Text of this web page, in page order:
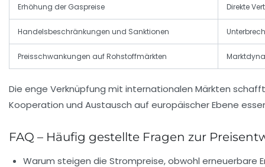
Erhöhung der Gaspreise Direkte
Handelsbeschränkungen und Sanktionen
Preisschwankungen auf Rohstoffmärkten
Die enge Verknüpfung mit internationalen Märkten
Kooperation und Austausch auf europäischer Ebene
FAQ – Häufig gestellte Fragen zur
Warum steigen die Strompreise, obwohl erneuerbare